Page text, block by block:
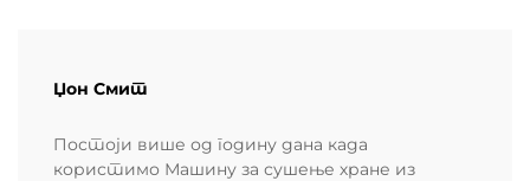
Џон Смит
Постоји више од годину дана када
користимо Машину за сушење хране из